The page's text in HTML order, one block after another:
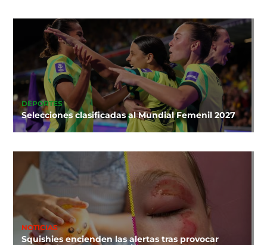
DEPORTES
Selecciones clasificadas al Mundial Femenil 2027
NOTICIAS
Squishies encienden las alertas tras provocar